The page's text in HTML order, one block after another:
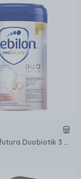
Bebilon Profutura Duobiotik 3 formuła na bazie mleka po 1. roku życia 800 g